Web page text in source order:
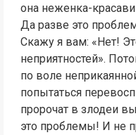
она неженка-
Да разве это
Скажу я вам: «Нет!
неприятностей».
по воле
попытаться
пророчат в злодеи
это проблемы! И не